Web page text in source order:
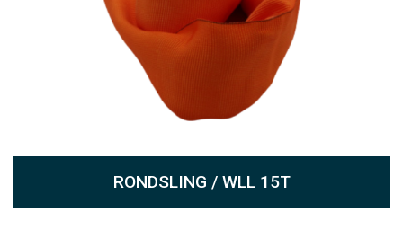
RONDSLING / WLL 15T